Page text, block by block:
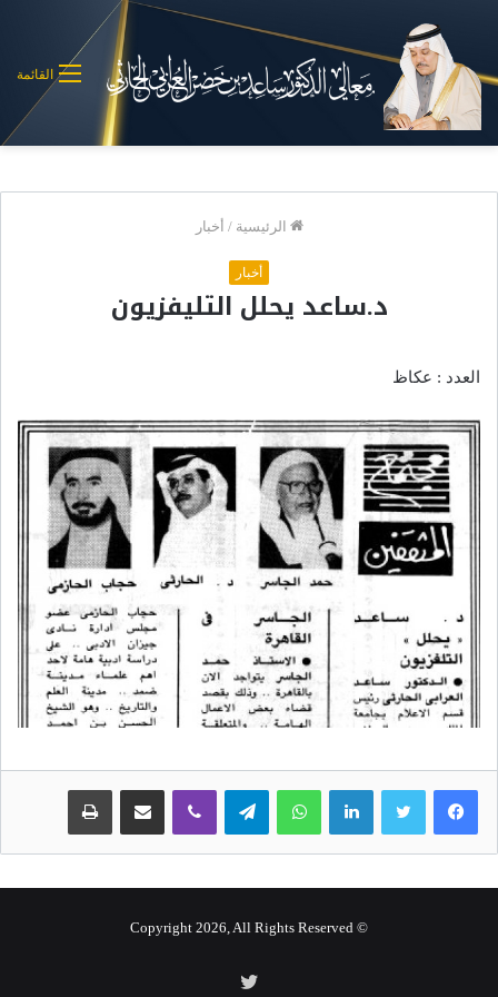
القائمة
الرئيسية / أخبار
أخبار
د.ساعد يحلل التليفزيون
العدد : عكاظ
لينكدإن واتساب تيلقرام
© Copyright 2026, All Rights Reserved